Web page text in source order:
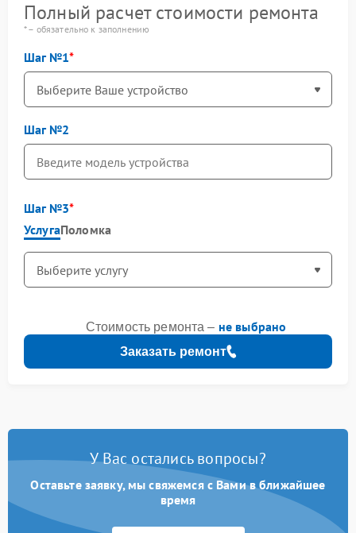
Полный расчет стоимости ремонта
* – обязательно к заполнению
Шаг №1
Шаг №2
Шаг №3
УслугаПоломка
Заказать ремонт
Стоимость ремонта – не выбрано
У Вас остались вопросы?
Оставьте заявку, мы свяжемся с Вами в ближайшее
время